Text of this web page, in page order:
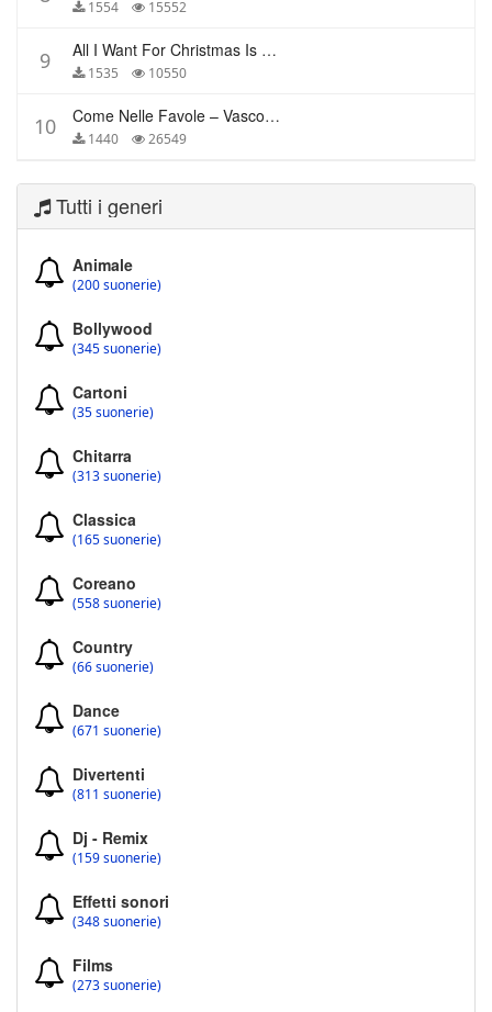
1554 15552
9 All I Want For Christmas Is You – Mariah Carey
1535 10550
10 Come Nelle Favole – Vasco Rossi
1440 26549
Tutti i generi
Animale
(200 suonerie)
Bollywood
(345 suonerie)
Cartoni
(35 suonerie)
Chitarra
(313 suonerie)
Classica
(165 suonerie)
Coreano
(558 suonerie)
Country
(66 suonerie)
Dance
(671 suonerie)
Divertenti
(811 suonerie)
Dj - Remix
(159 suonerie)
Effetti sonori
(348 suonerie)
Films
(273 suonerie)